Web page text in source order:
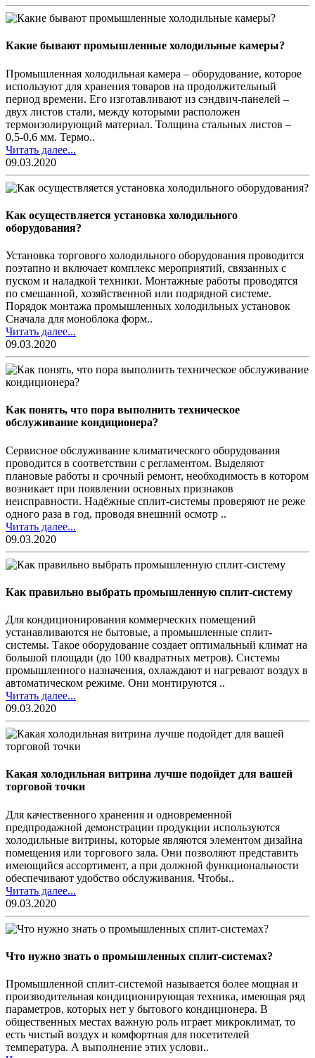
Какие бывают промышленные холодильные камеры?
Промышленная холодильная камера – оборудование, которое
используют для хранения товаров на продолжительный
период времени. Его изготавливают из сэндвич-панелей –
двух листов стали, между которыми расположен
термоизолирующий материал. Толщина стальных листов –
0,5-0,6 мм. Термо..
Читать далее...
09.03.2020
Как осуществляется установка холодильного
оборудования?
Установка торгового холодильного оборудования проводится
поэтапно и включает комплекс мероприятий, связанных с
пуском и наладкой техники. Монтажные работы проводятся
по смешанной, хозяйственной или подрядной системе.
Порядок монтажа промышленных холодильных установок
Сначала для моноблока форм..
Читать далее...
09.03.2020
Как понять, что пора выполнить техническое
обслуживание кондиционера?
Сервисное обслуживание климатического оборудования
проводится в соответствии с регламентом. Выделяют
плановые работы и срочный ремонт, необходимость в котором
возникает при появлении основных признаков
неисправности. Надёжные сплит-системы проверяют не реже
одного раза в год, проводя внешний осмотр ..
Читать далее...
09.03.2020
Как правильно выбрать промышленную сплит-систему
Для кондиционирования коммерческих помещений
устанавливаются не бытовые, а промышленные сплит-
системы. Такое оборудование создает оптимальный климат на
большой площади (до 100 квадратных метров). Системы
промышленного назначения, охлаждают и нагревают воздух в
автоматическом режиме. Они монтируются ..
Читать далее...
09.03.2020
Какая холодильная витрина лучше подойдет для вашей
торговой точки
Для качественного хранения и одновременной
предпродажной демонстрации продукции используются
холодильные витрины, которые являются элементом дизайна
помещения или торгового зала. Они позволяют представить
имеющийся ассортимент, а при должной функциональности
обеспечивают удобство обслуживания. Чтобы..
Читать далее...
09.03.2020
Что нужно знать о промышленных сплит-системах?
Промышленной сплит-системой называется более мощная и
производительная кондиционирующая техника, имеющая ряд
параметров, которых нет у бытового кондиционера. В
общественных местах важную роль играет микроклимат, то
есть чистый воздух и комфортная для посетителей
температура. А выполнение этих услови..